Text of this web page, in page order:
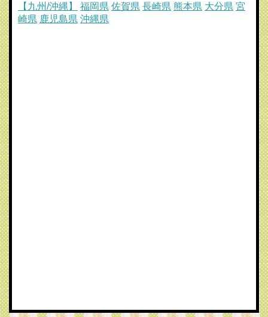
【九州/沖縄】 福岡県 佐賀県 長崎県 熊本県 大分県 宮
崎県 鹿児島県 沖縄県